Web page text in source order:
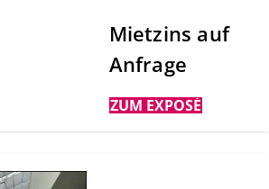
Mietzins auf
Anfrage
ZUM EXPOSÉ